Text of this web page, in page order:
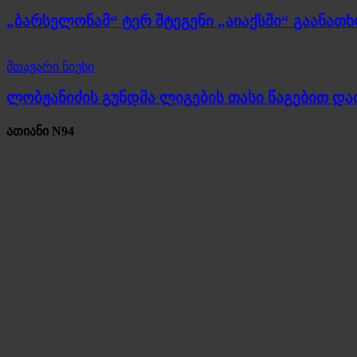
„ბარსელონამ“ ტერ შტეგენი „აიაქსში“
მთავარი ნიუსი
ლობჟანიძის გუნდმა ლიგების თასი წაგებით
ათიანი N94